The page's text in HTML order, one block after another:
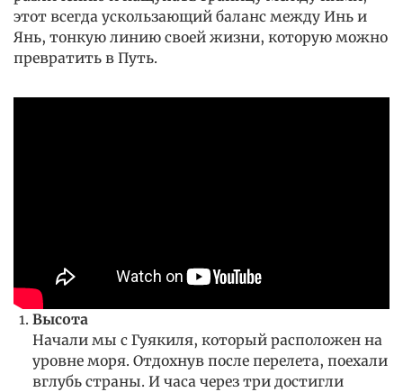
этот всегда ускользающий баланс между Инь и
Янь, тонкую линию своей жизни, которую можно
превратить в Путь.
Высота
Начали мы с Гуякиля, который расположен на
уровне моря. Отдохнув после перелета, поехали
вглубь страны. И часа через три достигли